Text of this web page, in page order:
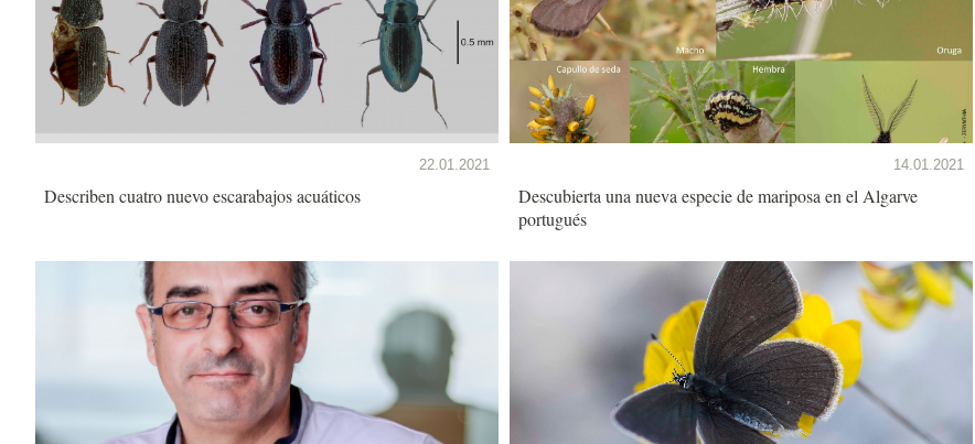
22.01.2021
Describen cuatro nuevo escarabajos acuáticos
14.01.2021
Descubierta una nueva especie de mariposa en el Algarve
portugués